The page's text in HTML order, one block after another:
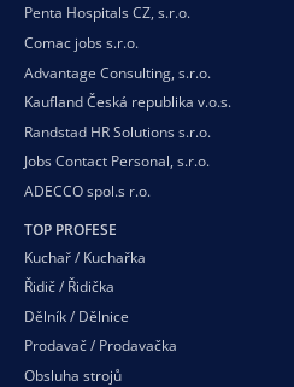
Penta Hospitals CZ, s.r.o.
Comac jobs s.r.o.
Advantage Consulting, s.r.o.
Kaufland Česká republika v.o.s.
Randstad HR Solutions s.r.o.
Jobs Contact Personal, s.r.o.
ADECCO spol.s r.o.
TOP PROFESE
Kuchař / Kuchařka
Řidič / Řidička
Dělník / Dělnice
Prodavač / Prodavačka
Obsluha strojů